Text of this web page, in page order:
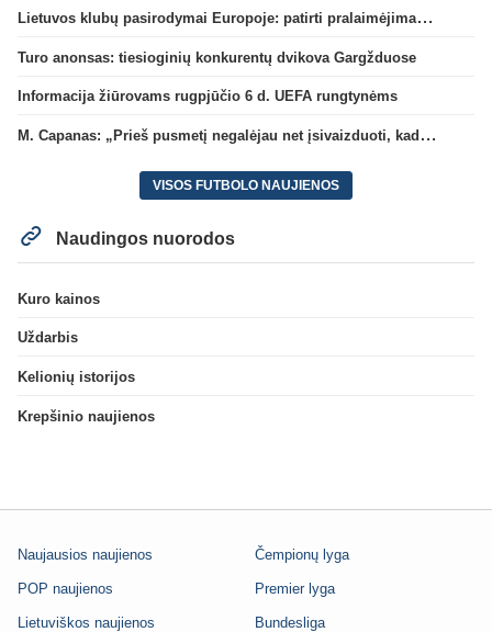
Lietuvos klubų pasirodymai Europoje: patirti pralaimėjimai Kroatijos atstovams
Turo anonsas: tiesioginių konkurentų dvikova Gargžduose
Informacija žiūrovams rugpjūčio 6 d. UEFA rungtynėms
M. Capanas: „Prieš pusmetį negalėjau net įsivaizduoti, kad žaisime prieš „Hajduk“
VISOS FUTBOLO NAUJIENOS
Naudingos nuorodos
Kuro kainos
Uždarbis
Kelionių istorijos
Krepšinio naujienos
Naujausios naujienos
POP naujienos
Lietuviškos naujienos
Čempionų lyga
Premier lyga
Bundesliga